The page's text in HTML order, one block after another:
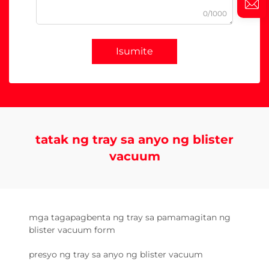
0/1000
Isumite
tatak ng tray sa anyo ng blister
vacuum
mga tagapagbenta ng tray sa pamamagitan ng
blister vacuum form
presyo ng tray sa anyo ng blister vacuum